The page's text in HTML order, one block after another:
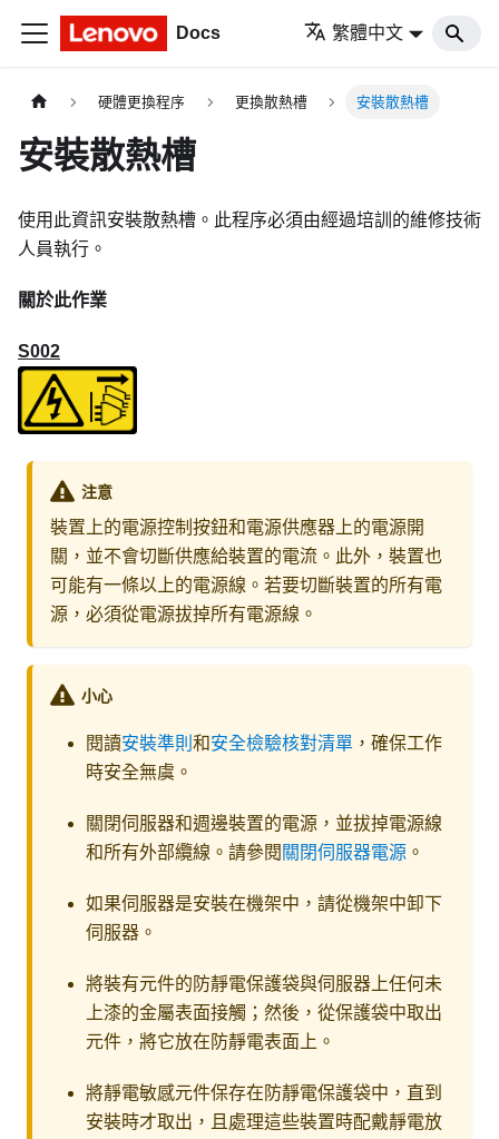
Docs 繁體中文
硬體更換程序 更換散熱槽 安裝散熱槽
安裝散熱槽
使用此資訊安裝散熱槽。此程序必須由經過培訓的維修技術
人員執行。
關於此作業
S002
注意
裝置上的電源控制按鈕和電源供應器上的電源開
關，並不會切斷供應給裝置的電流。此外，裝置也
可能有一條以上的電源線。若要切斷裝置的所有電
源，必須從電源拔掉所有電源線。
小心
閱讀安裝準則 和安全檢驗核對清單 ，確保工作
時安全無虞。
關閉伺服器和週邊裝置的電源，並拔掉電源線
和所有外部纜線。請參閱 關閉伺服器電源 。
如果伺服器是安裝在機架中，請從機架中卸下
伺服器。
將裝有元件的防靜電保護袋與伺服器上任何未
上漆的金屬表面接觸；然後，從保護袋中取出
元件，將它放在防靜電表面上。
將靜電敏感元件保存在防靜電保護袋中，直到
安裝時才取出，且處理這些裝置時配戴靜電放